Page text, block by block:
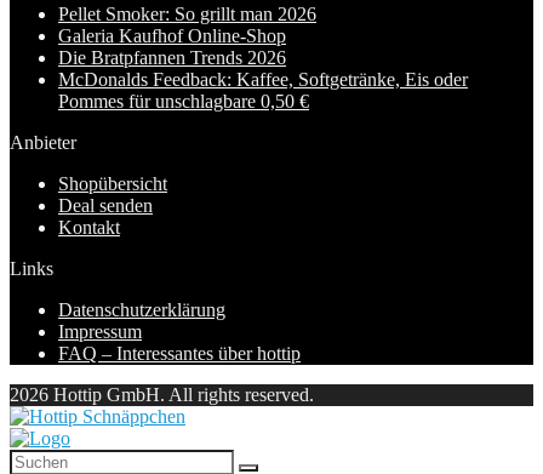
Pellet Smoker: So grillt man 2026
Galeria Kaufhof Online-Shop
Die Bratpfannen Trends 2026
McDonalds Feedback: Kaffee, Softgetränke, Eis oder
Pommes für unschlagbare 0,50 €
Anbieter
Shopübersicht
Deal senden
Kontakt
Links
Datenschutzerklärung
Impressum
FAQ – Interessantes über hottip
2026 Hottip GmbH. All rights reserved.